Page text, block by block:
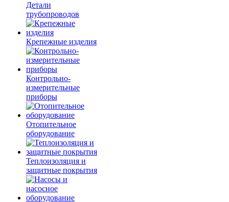
Детали
трубопроводов
Крепежные изделия
Контрольно-
измерительные
приборы
Отопительное
оборудование
Теплоизоляция и
защитные покрытия